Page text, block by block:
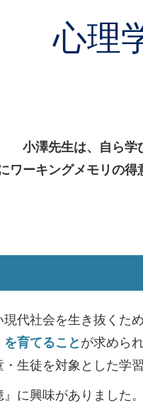
心理
小澤先生は、自ら学
ワーキングメモリの
代社会を生き抜くた
育てること が求めら
・生徒を対象とした学
』に興味がありまし